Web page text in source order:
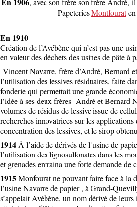
, avec son frère son frère André, il
PapeteriesMontfouraten
En 1910
Création de l’Avébène qui n’est pas une
en valeur des déchets des usines de pâte
Vincent Navarre, frère d’André, Bernard
l’utilisation des lessives résiduaires, faite
fonderie qui permettait une grande
l’idée à ses deux frères André et Bernard
volumes de résidus de lessive issue de
recherches innovatrices sur les
concentration des lessives, et le sirop
1914 À l’aide de dérivés de l’usine de
l’utilisation des lignosulfonates dans les
et grenades entraina une forte
1915Monfourat ne pouvant faire face à la
l’usine Navarre de papier , à Grand-
s’appelait Avébène, un nom dérivé de